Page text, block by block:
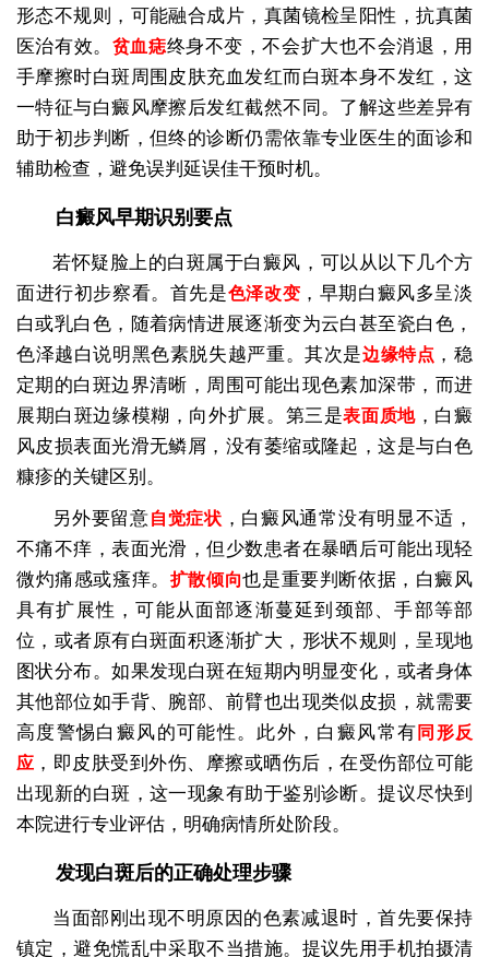
形态不规则，可能融合成片，真菌镜检呈阳性，抗真菌
医治有效。 贫血痣终身不变，不会扩大也不会消退，用
手摩擦时白斑周围皮肤充血发红而白斑本身不发红，这
一特征与白癜风摩擦后发红截然不同。了解这些差异有
助于初步判断，但终的诊断仍需依靠专业医生的面诊和
辅助检查，避免误判延误佳干预时机。
白癜风早期识别要点
若怀疑脸上的白斑属于白癜风，可以从以下几个方
面进行初步察看。首先是色泽改变 ，早期白癜风多呈淡
白或乳白色，随着病情进展逐渐变为云白甚至瓷白色，
色泽越白说明黑色素脱失越严重。其次是边缘特点 ，稳
定期的白斑边界清晰，周围可能出现色素加深带，而进
展期白斑边缘模糊，向外扩展。第三是表面质地，白癜
风皮损表面光滑无鳞屑，没有萎缩或隆起，这是与白色
糠疹的关键区别。
另外要留意自觉症状 ，白癜风通常没有明显不适，
不痛不痒，表面光滑，但少数患者在暴晒后可能出现轻
微灼痛感或瘙痒。 扩散倾向也是重要判断依据，白癜风
具有扩展性，可能从面部逐渐蔓延到颈部、手部等部
位，或者原有白斑面积逐渐扩大，形状不规则，呈现地
图状分布。如果发现白斑在短期内明显变化，或者身体
其他部位如手背、腕部、前臂也出现类似皮损，就需要
高度警惕白癜风的可能性。此外，白癜风常有 同形反
应 ，即皮肤受到外伤、摩擦或晒伤后，在受伤部位可能
出现新的白斑，这一现象有助于鉴别诊断。提议尽快到
本院进行专业评估，明确病情所处阶段。
发现白斑后的正确处理步骤
当面部刚出现不明原因的色素减退时，首先要保持
镇定，避免慌乱中采取不当措施。提议先用手机拍摄清